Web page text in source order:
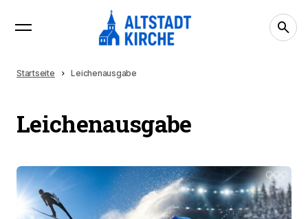
Startseite Leichenausgabe
Leichenausgabe